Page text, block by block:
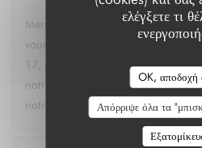
ελέγξετε τι
OK, αποδοχή
Απόρριψε όλα τα
Aux Dés Calés 17 - Legendre
Merci Martin pour vos 5 étoiles !
vous accueillons dans notre
17, où vous pourrez découvrir dès
notre terrasse et nos plats faits
notre bistro à Paris ! L'équipe des